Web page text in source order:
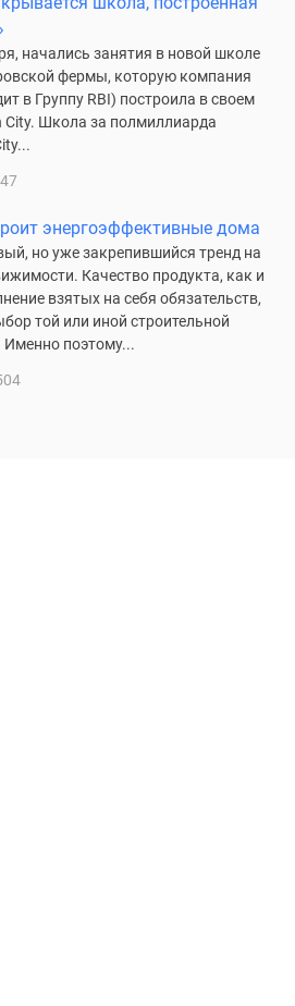
начались занятия в новой школе
фермы, которую компания
в Группу RBI) построила в своем
Школа за полмиллиарда
энергоэффективные дома
но уже закрепившийся тренд на
Качество продукта, как и
взятых на себя обязательств,
той или иной строительной
поэтому...